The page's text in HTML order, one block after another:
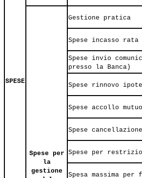
SPESE
Spese per
la
gestione
Gestione pratica
Spese incasso rata
Spese invio
presso la Banca)
Spese rinnovo
Spese accollo mutuo
Spese
Spese per
Spesa massima